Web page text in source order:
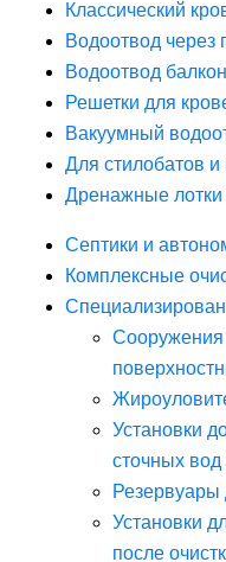
Классический
Водоотвод через
Водоотвод
Решетки для
Вакуумный
Для стилобатов и
Дренажные лотки
Септики и
Комплексные
Сооружения
Установки
сточных вод
Резервуары
Установки
после